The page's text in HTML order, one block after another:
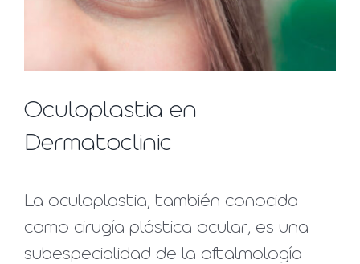
Oculoplastia en
Dermatoclinic
La oculoplastia, también conocida
como cirugía plástica ocular, es una
subespecialidad de la oftalmología